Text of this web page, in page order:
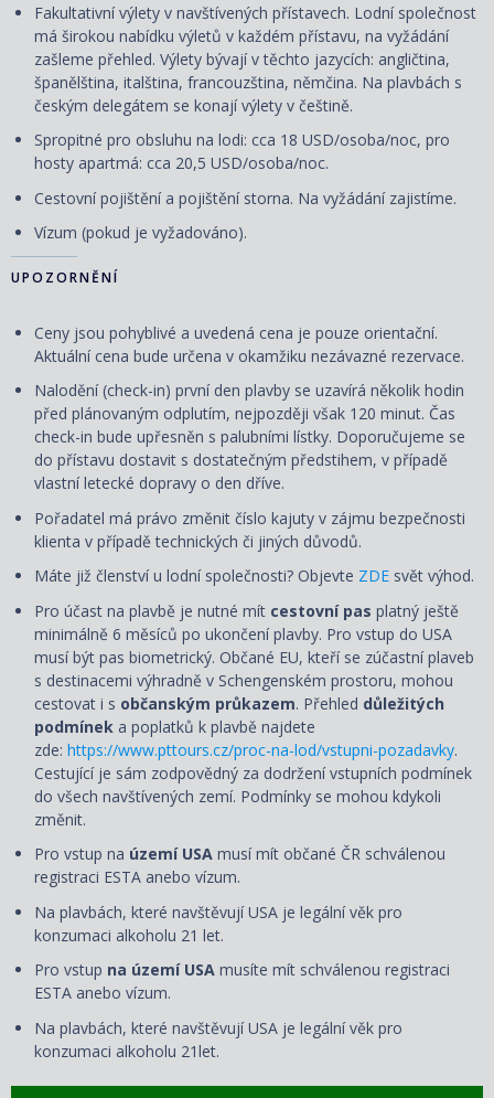
Fakultativní výlety v navštívených přístavech. Lodní společnost
má širokou nabídku výletů v každém přístavu, na vyžádání
zašleme přehled. Výlety bývají v těchto jazycích: angličtina,
španělština, italština, francouzština, němčina. Na plavbách s
českým delegátem se konají výlety v češtině.
Spropitné pro obsluhu na lodi: cca 18 USD/osoba/noc, pro
hosty apartmá: cca 20,5 USD/osoba/noc.
Cestovní pojištění a pojištění storna. Na vyžádání zajistíme.
Vízum (pokud je vyžadováno).
UPOZORNĚNÍ
Ceny jsou pohyblivé a uvedená cena je pouze orientační.
Aktuální cena bude určena v okamžiku nezávazné rezervace.
Nalodění (check-in) první den plavby se uzavírá několik hodin
před plánovaným odplutím, nejpozději však 120 minut. Čas
check-in bude upřesněn s palubními lístky. Doporučujeme se
do přístavu dostavit s dostatečným předstihem, v případě
vlastní letecké dopravy o den dříve.
Pořadatel má právo změnit číslo kajuty v zájmu bezpečnosti
klienta v případě technických či jiných důvodů.
Máte již členství u lodní společnosti? Objevte ZDE svět výhod.
Pro účast na plavbě je nutné mít cestovní pas platný ještě
minimálně 6 měsíců po ukončení plavby. Pro vstup do USA
musí být pas biometrický. Občané EU, kteří se zúčastní plaveb
s destinacemi výhradně v Schengenském prostoru, mohou
cestovat i s občanským průkazem. Přehled důležitých
podmínek a poplatků k plavbě najdete
zde: https://www.pttours.cz/proc-na-lod/vstupni-pozadavky.
Cestující je sám zodpovědný za dodržení vstupních podmínek
do všech navštívených zemí. Podmínky se mohou kdykoli
změnit.
Pro vstup na území USA musí mít občané ČR schválenou
registraci ESTA anebo vízum.
Na plavbách, které navštěvují USA je legální věk pro
konzumaci alkoholu 21 let.
Pro vstup na území USA musíte mít schválenou registraci
ESTA anebo vízum.
Na plavbách, které navštěvují USA je legální věk pro
konzumaci alkoholu 21let.